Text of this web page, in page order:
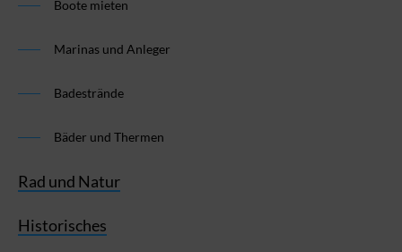
Boote mieten
Marinas und Anleger
Badestrände
Bäder und Thermen
Rad und Natur
Historisches